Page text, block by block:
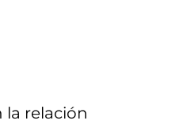
la relación